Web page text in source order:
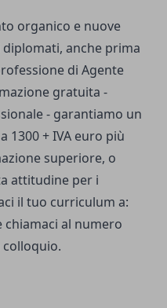
organico e nuove
anche prima
di Agente
gratuita -
- garantiamo un
1300 + IVA euro più
superiore, o
attitudine per i
il tuo curriculum a:
chiamaci al numero
colloquio.